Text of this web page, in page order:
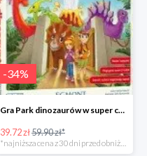
-34%
Gra Park dinozaurów w super cenie
39.72 zł59.90 zł*
*najniższa cena z 30 dni przed obniżką